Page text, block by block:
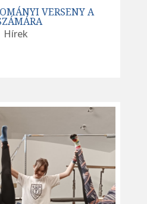
VERSENY A
Hírek